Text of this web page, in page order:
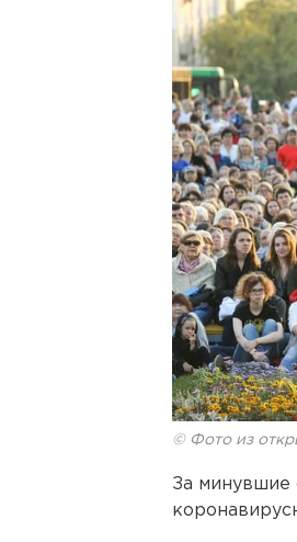
© Фото из
За минувшие